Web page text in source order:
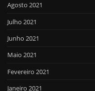
Agosto 2021
Julho 2021
Junho 2021
Maio 2021
Fevereiro 2021
Janeiro 2021